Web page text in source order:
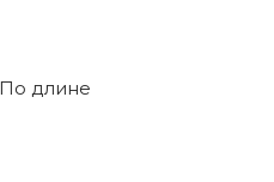
По длине